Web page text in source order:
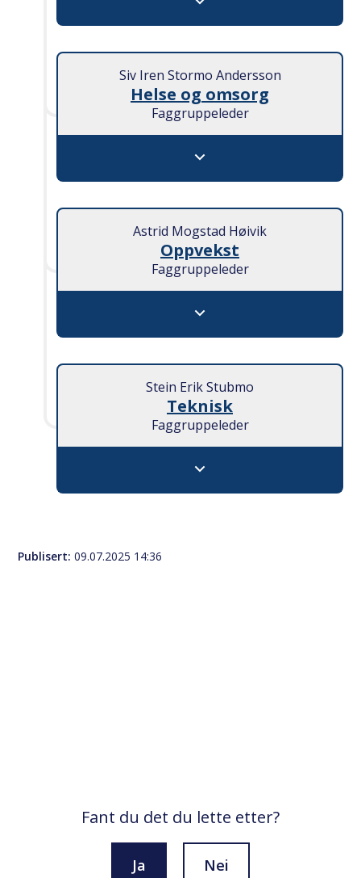
Stab/støtte - Åpne
Siv Iren Stormo Andersson
Helse og omsorg
Faggruppeleder
Helse og omsorg - Åpne
Astrid Mogstad Høivik
Oppvekst
Faggruppeleder
Oppvekst - Åpne
Stein Erik Stubmo
Teknisk
Faggruppeleder
Teknisk - Åpne
Publisert 09.07.2025 14:36
Fant du det du lette etter?
Ja Nei